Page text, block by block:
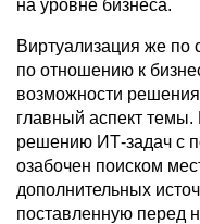
на уровне бизнеса.
Виртуализация же по
по отношению к
возможности
главный аспект темы.
решению ИТ-задач с
озабочен поиском
дополнительных
поставленную перед